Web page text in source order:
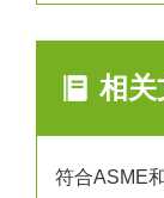
相关
符合ASME